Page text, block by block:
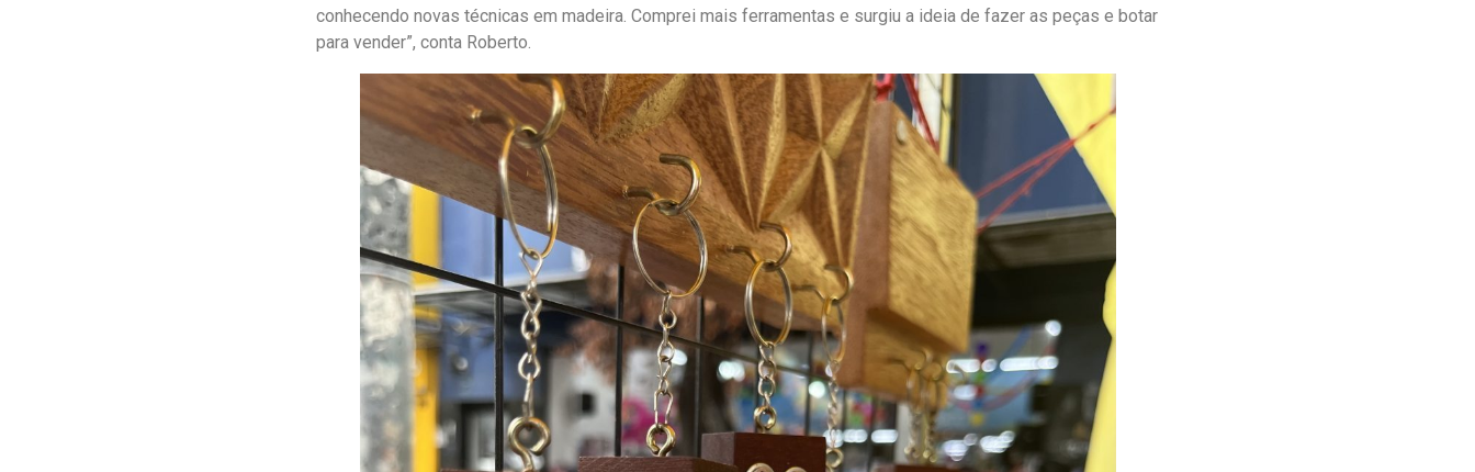
conhecendo novas técnicas em madeira. Comprei mais ferramentas e surgiu a ideia de fazer as peças e botar
para vender”, conta Roberto.